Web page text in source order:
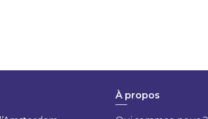
À propos